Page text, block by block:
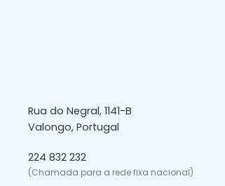
Rua do Negral, 1141-B
Valongo, Portugal
224 832 232
(Chamada para a rede fixa nacional)